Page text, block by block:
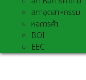
สภาอุตสาหกรรม
หอการค้า
BOI
EEC